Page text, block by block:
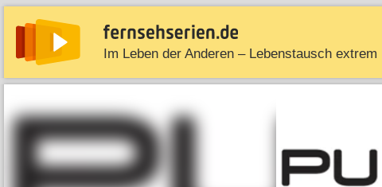
Im Leben der Anderen – Lebenstausch extrem
News Entdecken Streaming TV-Starts Serien A–Z